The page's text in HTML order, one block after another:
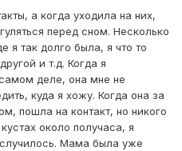
а когда уходила на них,
перед сном. Несколько
я так долго была, я что то
и т.д. Когда я
деле, она мне не
куда я хожу. Когда она за
пошла на контакт, но никого
около получаса, я
Мама была уже